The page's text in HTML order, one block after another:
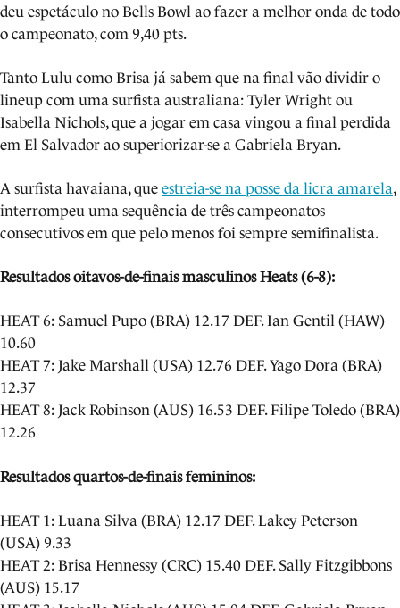
deu espetáculo no Bells Bowl ao fazer a melhor onda de todo
o campeonato, com 9,40 pts.
Tanto Lulu como Brisa já sabem que na final vão dividir o
lineup com uma surfista australiana: Tyler Wright ou
Isabella Nichols, que a jogar em casa vingou a final perdida
em El Salvador ao superiorizar-se a Gabriela Bryan.
A surfista havaiana, que estreia-se na posse da licra amarela,
interrompeu uma sequência de três campeonatos
consecutivos em que pelo menos foi sempre semifinalista.
Resultados oitavos-de-finais masculinos Heats (6-8):
HEAT 6: Samuel Pupo (BRA) 12.17 DEF. Ian Gentil (HAW)
10.60
HEAT 7: Jake Marshall (USA) 12.76 DEF. Yago Dora (BRA)
12.37
HEAT 8: Jack Robinson (AUS) 16.53 DEF. Filipe Toledo (BRA)
12.26
Resultados quartos-de-finais femininos:
HEAT 1: Luana Silva (BRA) 12.17 DEF. Lakey Peterson
(USA) 9.33
HEAT 2: Brisa Hennessy (CRC) 15.40 DEF. Sally Fitzgibbons
(AUS) 15.17